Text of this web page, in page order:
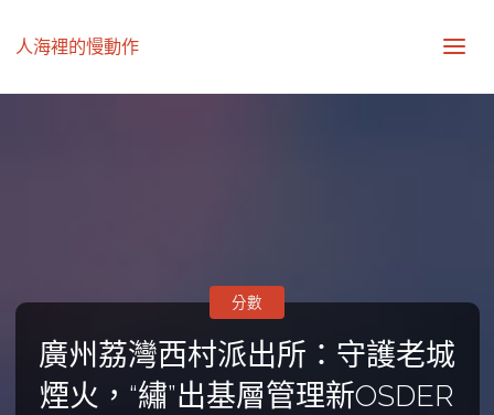
人海裡的慢動作
廣州荔灣西村派出所：守護老城
煙火，“繡”出基層管理新OSDER
分數